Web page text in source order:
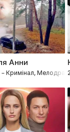
Анни
– Кримінал,